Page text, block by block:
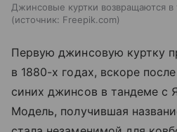
Джинсовые куртки возвращаются
источник: Freepik.com
Первую джинсовую куртку
в 1880-х годах, вскоре
синих джинсов в тандеме с
Модель, получившая